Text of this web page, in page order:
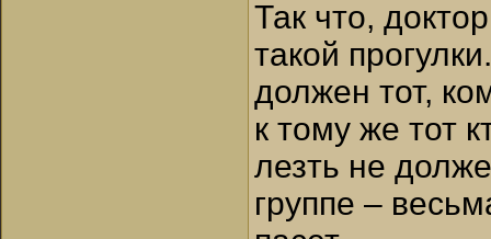
Так что,
такой
должен тот,
к тому же тот
лезть не
группе –